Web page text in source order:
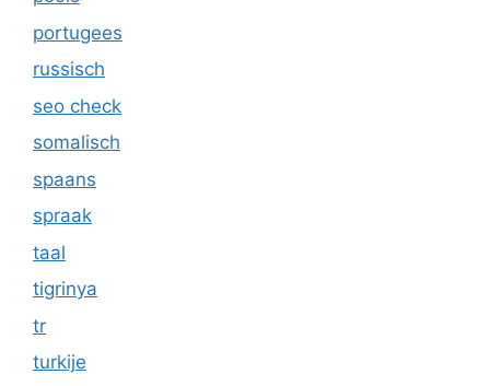
portugees
russisch
seo check
somalisch
spaans
spraak
taal
tigrinya
tr
turkije